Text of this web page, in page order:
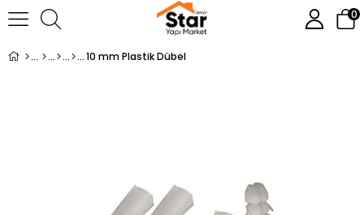
0
10 mm Plastik Dübel